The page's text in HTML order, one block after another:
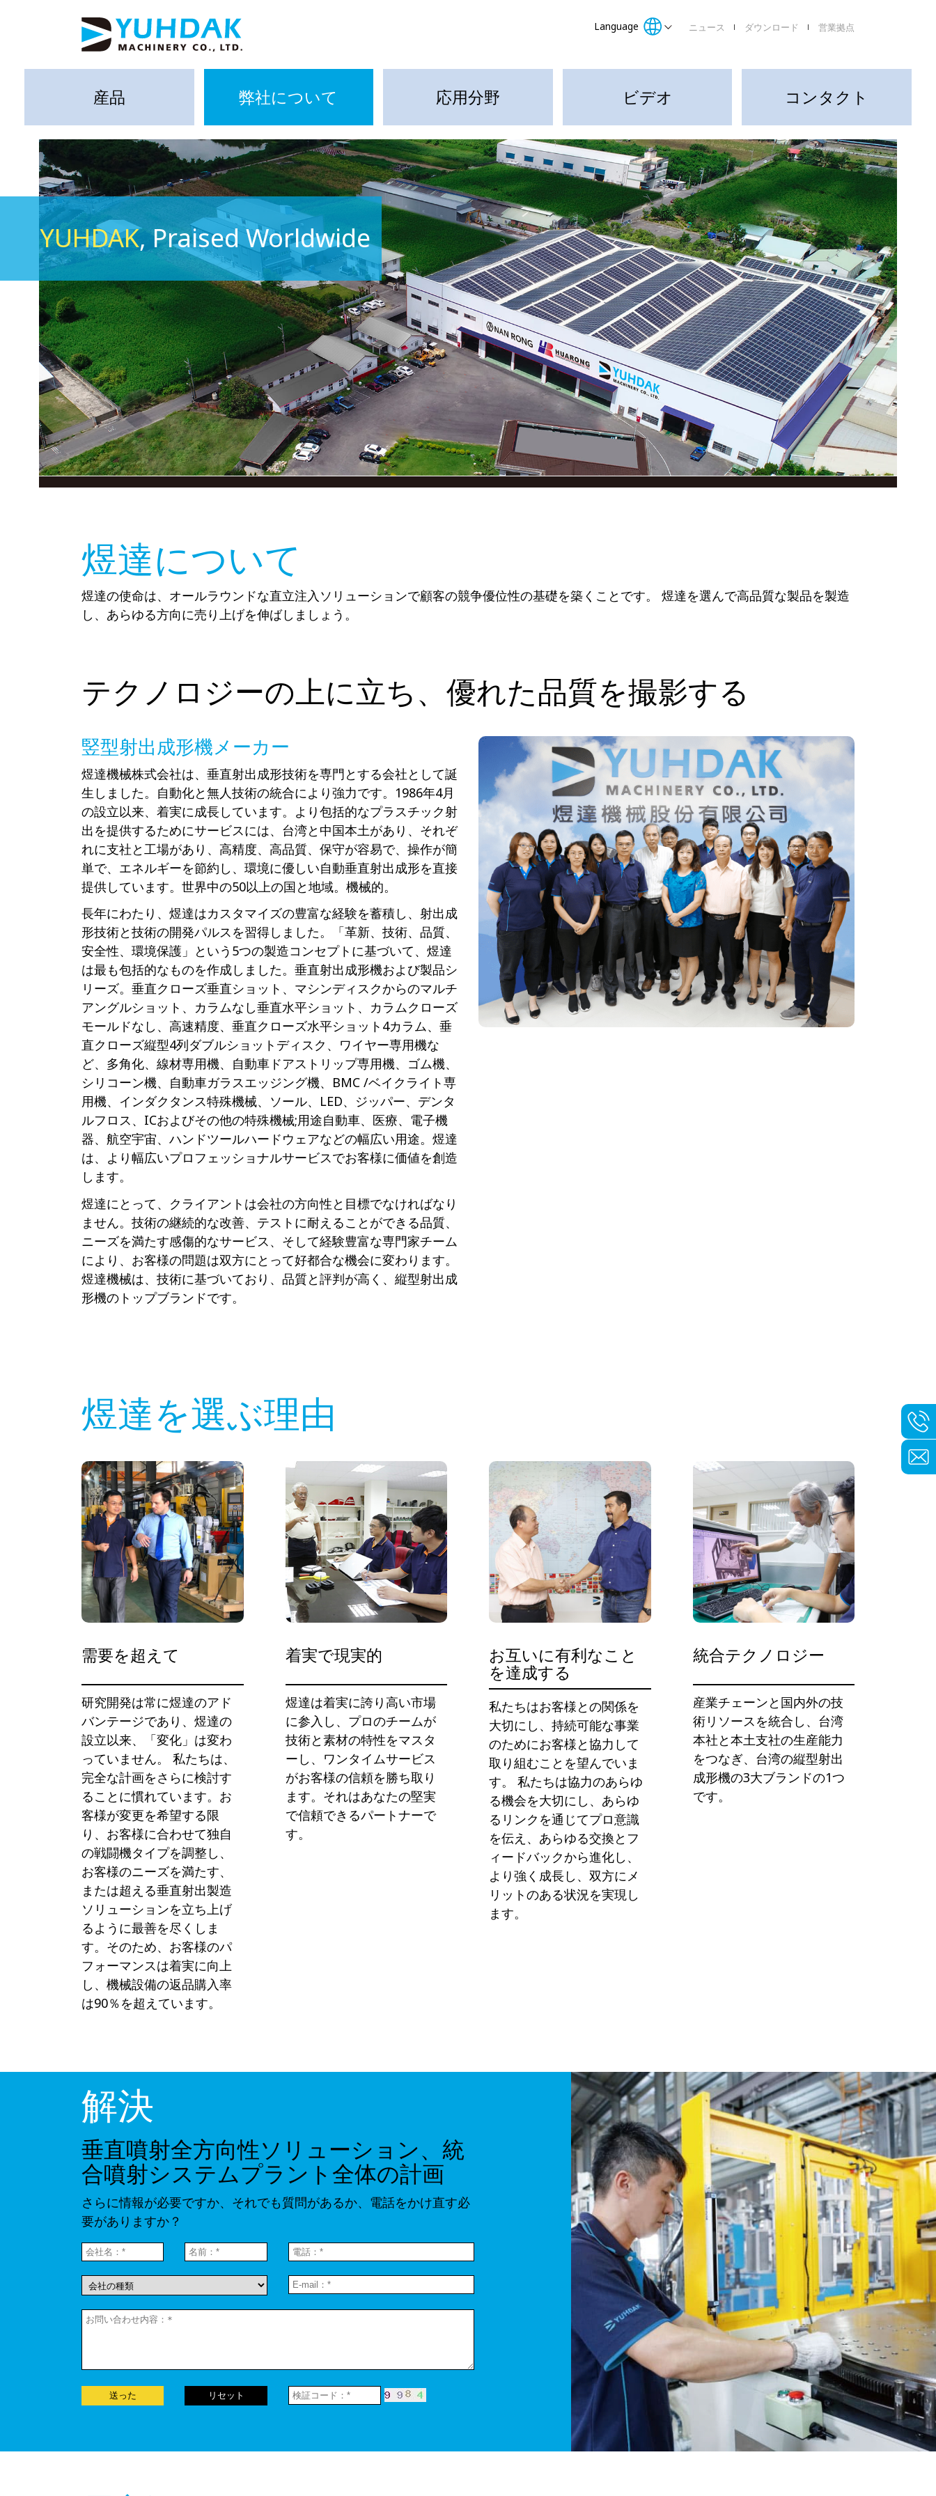
Language ニュース ダウンロード 営業拠点
産品 弊社について 応用分野 ビデオ コンタクト
YUHDAK, Praised Worldwide
煜達について
煜達の使命は、オールラウンドな直立注入ソリューションで顧客の競争優位性の基礎を築くことです。 煜達を選んで高品質な製品を製造
し、あらゆる方向に売り上げを伸ばしましょう。
テクノロジーの上に立ち、優れた品質を撮影する
竪型射出成形機メーカー
煜達機械株式会社は、垂直射出成形技術を専門とする会社として誕
生しました。自動化と無人技術の統合により強力です。1986年4月
の設立以来、着実に成長しています。より包括的なプラスチック射
出を提供するためにサービスには、台湾と中国本土があり、それぞ
れに支社と工場があり、高精度、高品質、保守が容易で、操作が簡
単で、エネルギーを節約し、環境に優しい自動垂直射出成形を直接
提供しています。世界中の50以上の国と地域。機械的。
長年にわたり、煜達はカスタマイズの豊富な経験を蓄積し、射出成
形技術と技術の開発パルスを習得しました。「革新、技術、品質、
安全性、環境保護」という5つの製造コンセプトに基づいて、煜達
は最も包括的なものを作成しました。垂直射出成形機および製品シ
リーズ。垂直クローズ垂直ショット、マシンディスクからのマルチ
アングルショット、カラムなし垂直水平ショット、カラムクローズ
モールドなし、高速精度、垂直クローズ水平ショット4カラム、垂
直クローズ縦型4列ダブルショットディスク、ワイヤー専用機な
ど、多角化、線材専用機、自動車ドアストリップ専用機、ゴム機、
シリコーン機、自動車ガラスエッジング機、BMC /ベイクライト専
用機、インダクタンス特殊機械、ソール、LED、ジッパー、デンタ
ルフロス、ICおよびその他の特殊機械;用途自動車、医療、電子機
器、航空宇宙、ハンドツールハードウェアなどの幅広い用途。煜達
は、より幅広いプロフェッショナルサービスでお客様に価値を創造
します。
煜達にとって、クライアントは会社の方向性と目標でなければなり
ません。技術の継続的な改善、テストに耐えることができる品質、
ニーズを満たす感傷的なサービス、そして経験豊富な専門家チーム
により、お客様の問題は双方にとって好都合な機会に変わります。
煜達機械は、技術に基づいており、品質と評判が高く、縦型射出成
形機のトップブランドです。
煜達を選ぶ理由
需要を超えて
研究開発は常に煜達のアド
バンテージであり、煜達の
設立以来、「変化」は変わ
っていません。 私たちは、
完全な計画をさらに検討す
ることに慣れています。お
客様が変更を希望する限
り、お客様に合わせて独自
の戦闘機タイプを調整し、
お客様のニーズを満たす、
または超える垂直射出製造
ソリューションを立ち上げ
るように最善を尽くしま
す。そのため、お客様のパ
フォーマンスは着実に向上
し、機械設備の返品購入率
は90％を超えています。
着実で現実的
煜達は着実に誇り高い市場
に参入し、プロのチームが
技術と素材の特性をマスタ
ーし、ワンタイムサービス
がお客様の信頼を勝ち取り
ます。それはあなたの堅実
で信頼できるパートナーで
す。
お互いに有利なこと
を達成する
私たちはお客様との関係を
大切にし、持続可能な事業
のためにお客様と協力して
取り組むことを望んでいま
す。 私たちは協力のあらゆ
る機会を大切にし、あらゆ
るリンクを通じてプロ意識
を伝え、あらゆる交換とフ
ィードバックから進化し、
より強く成長し、双方にメ
リットのある状況を実現し
ます。
統合テクノロジー
産業チェーンと国内外の技
術リソースを統合し、台湾
本社と本土支社の生産能力
をつなぎ、台湾の縦型射出
成形機の3大ブランドの1つ
です。
解決
垂直噴射全方向性ソリューション、統
合噴射システムプラント全体の計画
さらに情報が必要ですか、それでも質問があるか、電話をかけ直す必
要がありますか？
送った リセット